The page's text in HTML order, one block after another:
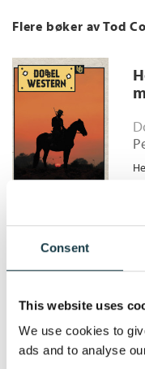
Consent
This website uses
We use cookies to
ads and to analyse
Antall sider:
Originaltittel:
Serie:
Serienummer:
ISBN/EAN:
Flere bøker av Tod